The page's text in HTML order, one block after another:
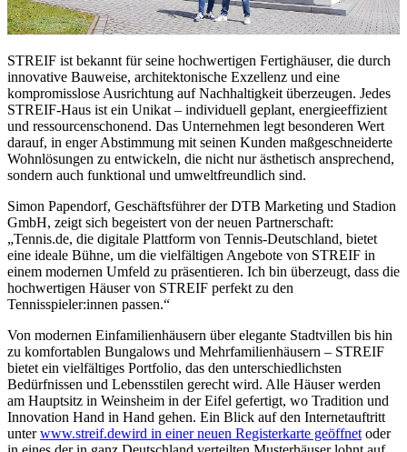
STREIF ist bekannt für seine hochwertigen Fertighäuser, die durch
innovative Bauweise, architektonische Exzellenz und eine
kompromisslose Ausrichtung auf Nachhaltigkeit überzeugen. Jedes
STREIF-Haus ist ein Unikat – individuell geplant, energieeffizient
und ressourcenschonend. Das Unternehmen legt besonderen Wert
darauf, in enger Abstimmung mit seinen Kunden maßgeschneiderte
Wohnlösungen zu entwickeln, die nicht nur ästhetisch ansprechend,
sondern auch funktional und umweltfreundlich sind.
Simon Papendorf, Geschäftsführer der DTB Marketing und Stadion
GmbH, zeigt sich begeistert von der neuen Partnerschaft:
„Tennis.de, die digitale Plattform von Tennis-Deutschland, bietet
eine ideale Bühne, um die vielfältigen Angebote von STREIF in
einem modernen Umfeld zu präsentieren. Ich bin überzeugt, dass die
hochwertigen Häuser von STREIF perfekt zu den
Tennisspieler:innen passen.“
Von modernen Einfamilienhäusern über elegante Stadtvillen bis hin
zu komfortablen Bungalows und Mehrfamilienhäusern – STREIF
bietet ein vielfältiges Portfolio, das den unterschiedlichsten
Bedürfnissen und Lebensstilen gerecht wird. Alle Häuser werden
am Hauptsitz in Weinsheim in der Eifel gefertigt, wo Tradition und
Innovation Hand in Hand gehen. Ein Blick auf den Internetauftritt
unterwww.streif.dewird in einer neuen Registerkarte geöffnet oder